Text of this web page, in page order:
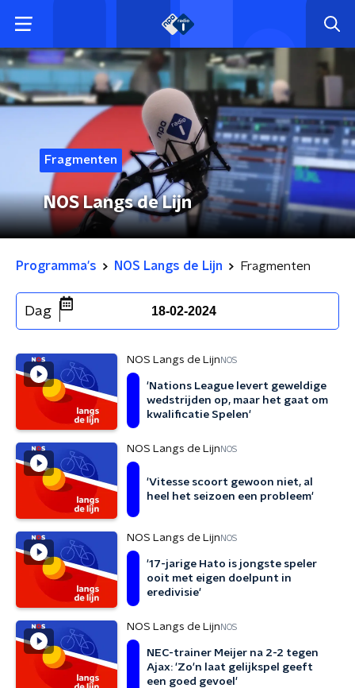
Fragmenten
NOS Langs de Lijn
Programma's NOS Langs de Lijn Fragmenten
Dag 18-02-2024
NOS Langs de Lijn NOS
'Nations League levert geweldige
wedstrijden op, maar het gaat om
kwalificatie Spelen'
NOS Langs de Lijn NOS
'Vitesse scoort gewoon niet, al
heel het seizoen een probleem'
NOS Langs de Lijn NOS
'17-jarige Hato is jongste speler
ooit met eigen doelpunt in
eredivisie'
NOS Langs de Lijn NOS
NEC-trainer Meijer na 2-2 tegen
Ajax: 'Zo'n laat gelijkspel geeft
een goed gevoel'